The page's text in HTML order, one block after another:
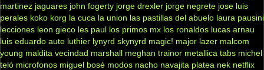
martinez jaguares john fogerty jorge drexler jorge negrete jose luis
perales koko korg la cuca la union las pastillas del abuelo laura pausini
lecciones leon gieco les paul los primos mx los ronaldos lucas arnau
luis eduardo aute luthier lynyrd skynyrd magic! major lazer malcom
young maldita vecindad marshall meghan trainor metallica tabs michel
teló microfonos miguel bosé modos nacho navajita platea nek netflix